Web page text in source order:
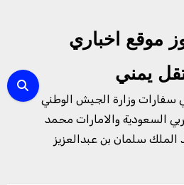
موقع اخباري
يمني
سفارات وزارة الجيش الوطني
السعودية والامارات محمد
سلمان بن عبدالعزيز